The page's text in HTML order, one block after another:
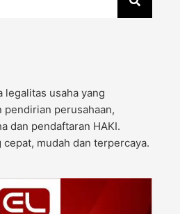
legalitas usaha yang
pendirian perusahaan,
dan pendaftaran HAKI.
cepat, mudah dan terpercaya.